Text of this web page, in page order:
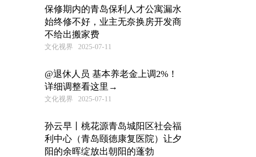
保修期内的青岛保利人才公寓漏水
始终修不好，业主无奈换房开发商
不给出搬家费
文化视界 2025-07-11
@退休人员 基本养老金上调2%！
详细调整看这里→
文化视界 2025-07-11
孙云早丨桃花源青岛城阳区社会福
利中心（青岛颐德康复医院）让夕
阳的余晖绽放出朝阳的蓬勃